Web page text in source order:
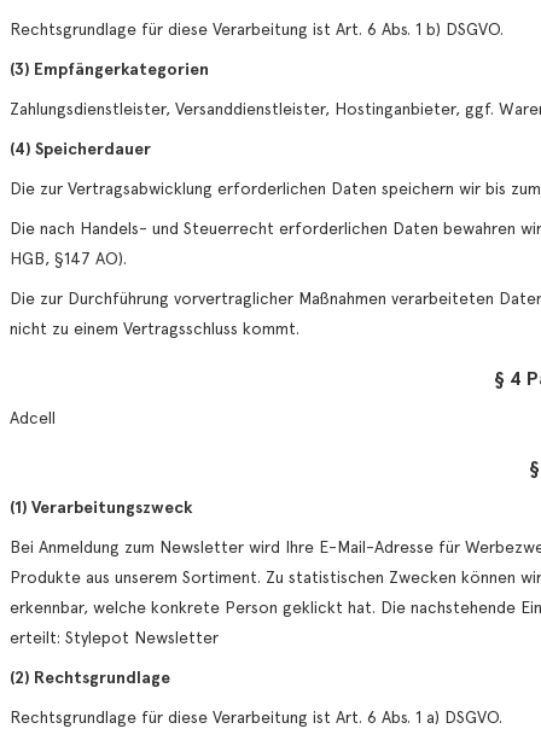
Rechtsgrundlage für diese Verarbeitung ist Art. 6 Abs. 1 b) DSGVO.
(3) Empfängerkategorien
Zahlungsdienstleister, Versanddienstleister, Hostinganbieter, ggf.
(4) Speicherdauer
Die zur Vertragsabwicklung erforderlichen Daten speichern wir bis
Die nach Handels- und Steuerrecht erforderlichen Daten bewahren
HGB, §147 AO).
Die zur Durchführung vorvertraglicher Maßnahmen verarbeiteten
nicht zu einem Vertragsschluss kommt.
§ 4
Adcell
(1) Verarbeitungszweck
Bei Anmeldung zum Newsletter wird Ihre E-Mail-Adresse für
Produkte aus unserem Sortiment. Zu statistischen Zwecken können
erkennbar, welche konkrete Person geklickt hat. Die nachstehende
erteilt: Stylepot Newsletter
(2) Rechtsgrundlage
Rechtsgrundlage für diese Verarbeitung ist Art. 6 Abs. 1 a) DSGVO.